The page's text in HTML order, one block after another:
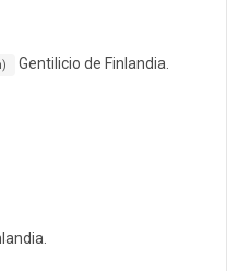
Gentilicio de Finlandia.